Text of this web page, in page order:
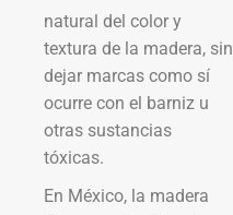
natural del color y
textura de la madera, sin
dejar marcas como sí
ocurre con el barniz u
otras sustancias
tóxicas.
En México, la madera